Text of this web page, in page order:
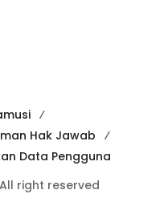
Hak Jawab
Data Pengguna
right reserved